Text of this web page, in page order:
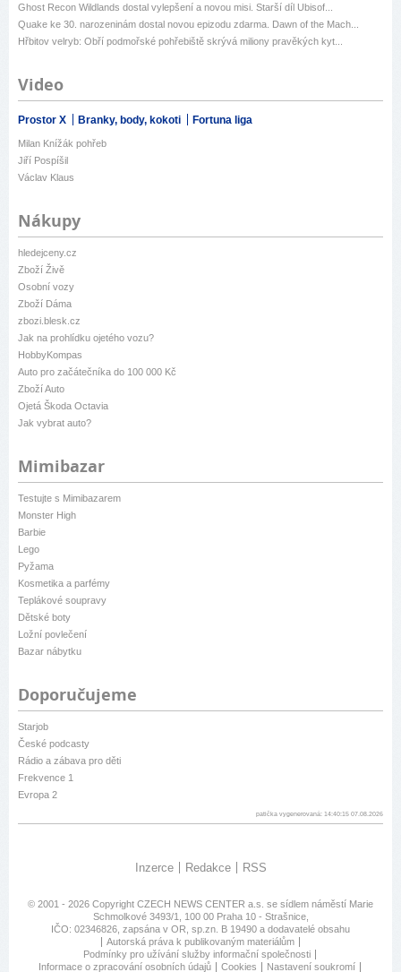
Ghost Recon Wildlands dostal vylepšení a novou misi. Starší díl Ubisof...
Quake ke 30. narozeninám dostal novou epizodu zdarma. Dawn of the Mach...
Hřbitov velryb: Obří podmořské pohřebiště skrývá miliony pravěkých kyt...
Video
Prostor X Branky, body, kokoti Fortuna liga
Milan Knížák pohřeb
Jiří Pospíšil
Václav Klaus
Nákupy
hledejceny.cz
Zboží Živě
Osobní vozy
Zboží Dáma
zbozi.blesk.cz
Jak na prohlídku ojetého vozu?
HobbyKompas
Auto pro začátečníka do 100 000 Kč
Zboží Auto
Ojetá Škoda Octavia
Jak vybrat auto?
Mimibazar
Testujte s Mimibazarem
Monster High
Barbie
Lego
Pyžama
Kosmetika a parfémy
Teplákové soupravy
Dětské boty
Ložní povlečení
Bazar nábytku
Doporučujeme
Starjob
České podcasty
Rádio a zábava pro děti
Frekvence 1
Evropa 2
patička vygenerovaná: 14:40:15 07.08.2026
Inzerce Redakce RSS
© 2001 - 2026 Copyright CZECH NEWS CENTER a.s. se sídlem náměstí Marie
Schmolkové 3493/1, 100 00 Praha 10 - Strašnice,
IČO: 02346826, zapsána v OR, sp.zn. B 19490 a dodavatelé obsahu
Autorská práva k publikovaným materiálům
Podmínky pro užívání služby informační společnosti
Informace o zpracování osobních údajů
Cookies Nastavení soukromí